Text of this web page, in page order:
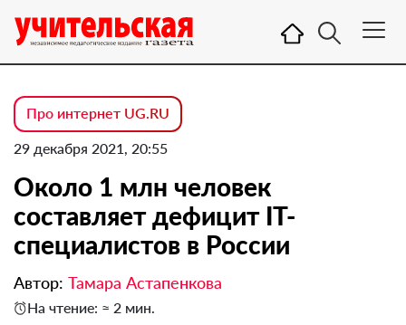
Про интернет UG.RU
29 декабря 2021, 20:55
Около 1 млн человек
составляет дефицит IT-
специалистов в России
Автор: Тамара Астапенкова
На чтение: ≈ 2 мин.